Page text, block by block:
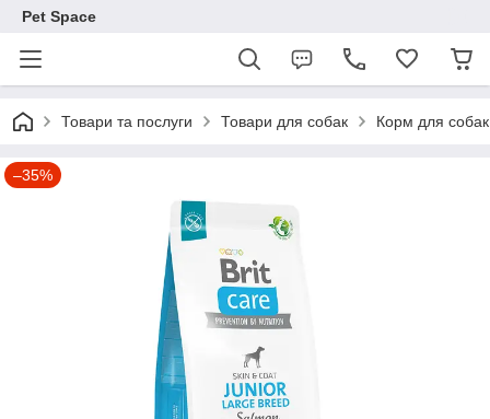
Pet Space
Товари та послуги Товари для собак Корм для собак
–35%